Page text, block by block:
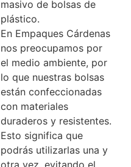
masivo de bolsas de
plástico.
En Empaques Cárdenas
nos preocupamos por
el medio ambiente, por
lo que nuestras bolsas
están confeccionadas
con materiales
duraderos y resistentes.
Esto significa que
podrás utilizarlas una y